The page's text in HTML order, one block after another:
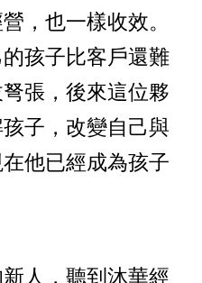
，也一樣收效。
孩子比客戶還難
張，後來這位夥
子，改變自己與
他已經成為孩子
人，聽到沐華經